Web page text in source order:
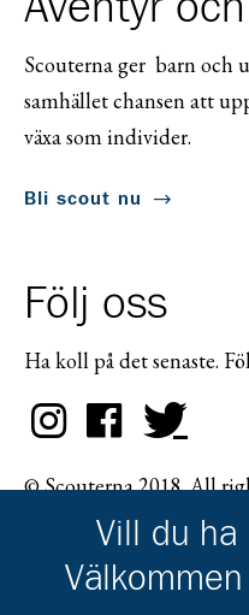
Scouterna ger barn och
samhället chansen att
växa som individer.
Bli scout nu
Följ oss
Ha koll på det senaste.
© Scouterna 2018. All
Vill du ha